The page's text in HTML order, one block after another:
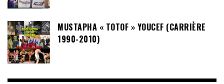
MUSTAPHA « TOTOF » YOUCEF (CARRIÈRE
1990-2010)